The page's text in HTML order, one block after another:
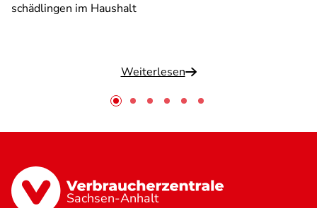
schädlingen im Haushalt
Weiterlesen
Sachsen-Anhalt